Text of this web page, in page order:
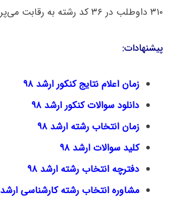
۳۱۰ داوطلب در ۳۶ کد رشته به رقابت می‌پردازند.
پیشنهادات:
زمان اعلام نتایج کنکور ارشد ۹۸
دانلود سوالات کنکور ارشد ۹۸
زمان انتخاب رشته ارشد ۹۸
کلید سوالات ارشد ۹۸
دفترچه انتخاب رشته ارشد ۹۸
مشاوره انتخاب رشته کارشناسی ارشد